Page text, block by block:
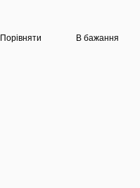
Порівняти В бажання